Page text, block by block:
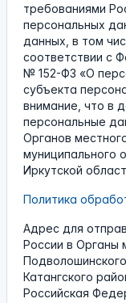
требованиями
персональных
данных, в том
соответствии с
№ 152-ФЗ «О
субъекта
внимание, что в
персональные
Органов
муниципального
Иркутской
Политика
Адрес для
России в Органы
Катангского
Российская